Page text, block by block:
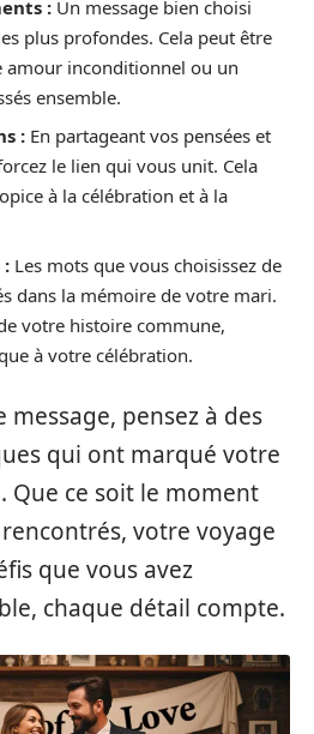
: Un message bien choisi
plus profondes. Cela peut être
amour inconditionnel ou un
ensemble.
: En partageant vos pensées et
le lien qui vous unit. Cela
à la célébration et à la
: Les mots que vous choisissez de
dans la mémoire de votre mari.
votre histoire commune,
à votre célébration.
pensez à des
qui ont marqué votre
Que ce soit le moment
votre voyage
que vous avez
chaque détail compte.